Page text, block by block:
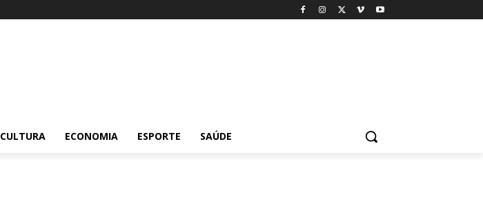
CULTURA ECONOMIA ESPORTE SAÚDE